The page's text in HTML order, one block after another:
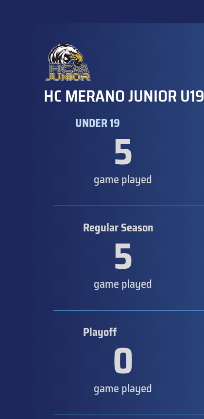
HC MERANO JUNIOR U19
UNDER 195
game played
Regular Season
5
game played
Playoff0
game played